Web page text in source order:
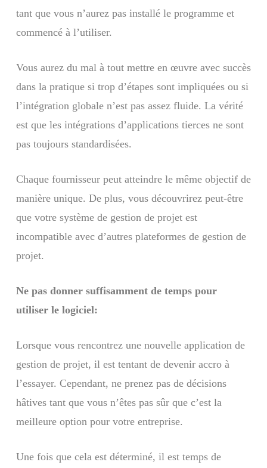
tant que vous n’aurez pas installé le programme et
commencé à l’utiliser.
Vous aurez du mal à tout mettre en œuvre avec succès
dans la pratique si trop d’étapes sont impliquées ou si
l’intégration globale n’est pas assez fluide. La vérité
est que les intégrations d’applications tierces ne sont
pas toujours standardisées.
Chaque fournisseur peut atteindre le même objectif de
manière unique. De plus, vous découvrirez peut-être
que votre système de gestion de projet est
incompatible avec d’autres plateformes de gestion de
projet.
Ne pas donner suffisamment de temps pour
utiliser le logiciel:
Lorsque vous rencontrez une nouvelle application de
gestion de projet, il est tentant de devenir accro à
l’essayer. Cependant, ne prenez pas de décisions
hâtives tant que vous n’êtes pas sûr que c’est la
meilleure option pour votre entreprise.
Une fois que cela est déterminé, il est temps de